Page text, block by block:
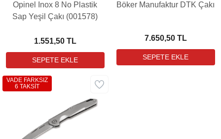
Opinel Inox 8 No Plastik
Sap Yeşil Çakı (001578)
1.551,50 TL
Böker Manufaktur DTK Çakı
7.650,50 TL
VADE FARKSIZ
6 TAKSİT